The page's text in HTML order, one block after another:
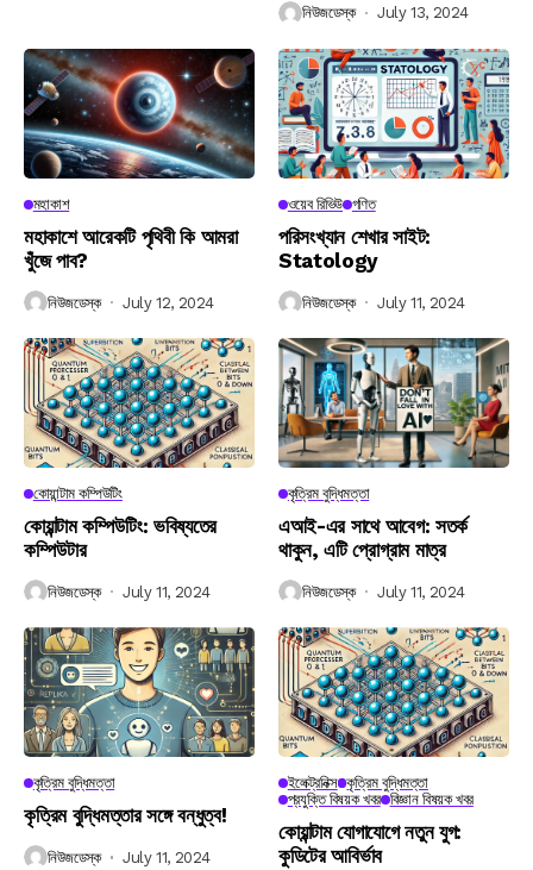
নিউজডেস্ক July 13, 2024
মহাকাশ
মহাকাশে আরেকটি পৃথিবী কি আমরা
খুঁজে পাব?
নিউজডেস্ক July 12, 2024
ওয়েব রিভিউ গণিত
পরিসংখ্যান শেখার সাইট:
Statology
নিউজডেস্ক July 11, 2024
কোয়ান্টাম কম্পিউটিং
কোয়ান্টাম কম্পিউটিং: ভবিষ্যতের
কম্পিউটার
নিউজডেস্ক July 11, 2024
কৃত্রিম বুদ্ধিমত্তা
এআই-এর সাথে আবেগ: সতর্ক
থাকুন, এটি প্রোগ্রাম মাত্র
নিউজডেস্ক July 11, 2024
কৃত্রিম বুদ্ধিমত্তা
কৃত্রিম বুদ্ধিমত্তার সঙ্গে বন্ধুত্ব!
নিউজডেস্ক July 11, 2024
ইলেক্ট্রনিক্স কৃত্রিম বুদ্ধিমত্তা
প্রযুক্তি বিষয়ক খবর বিজ্ঞান বিষয়ক খবর
কোয়ান্টাম যোগাযোগে নতুন যুগ:
কুডিটের আবির্ভাব